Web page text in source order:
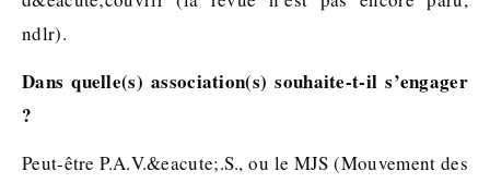
ndlr).
Dans quelle(s) association(s) souhaite-t-il s’engager
?
Peut-être P.A.V.&eacute;.S., ou le MJS (Mouvement des